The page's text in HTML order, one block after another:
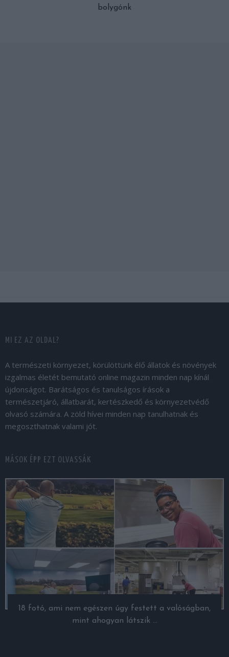
bolygónk
MI EZ AZ OLDAL?
A természeti környezet, körülöttünk élő állatok és növények
izgalmas életét bemutató online magazin minden nap kínál
újdonságot. Barátságos és tanulságos írások a
természetjáró, állatbarát, kertészkedő és környezetvédő
olvasó számára. A zöld hívei minden nap tanulhatnak és
megoszthatnak valami jót.
MÁSOK ÉPP EZT OLVASSÁK
18 fotó, ami nem egészen úgy festett a valóságban,
mint ahogyan látszik …